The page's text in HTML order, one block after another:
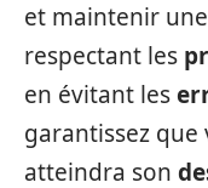
et maintenir
respectant les
en évitant les
garantissez
atteindra son